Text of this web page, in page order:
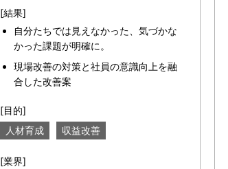
[結果]
自分たちでは見えなかった、気づかな
かった課題が明確に。
現場改善の対策と社員の意識向上を融
合した改善案
[目的]
人材育成
収益改善
[業界]